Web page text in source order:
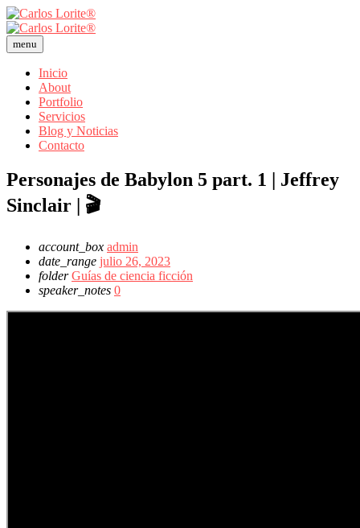
menu
Inicio
About
Portfolio
Servicios
Blog y Noticias
Contacto
Personajes de Babylon 5 part. 1 | Jeffrey
Sinclair | 🎬
account_box admin
date_range julio 26, 2023
folder Guías de ciencia ficción
speaker_notes 0